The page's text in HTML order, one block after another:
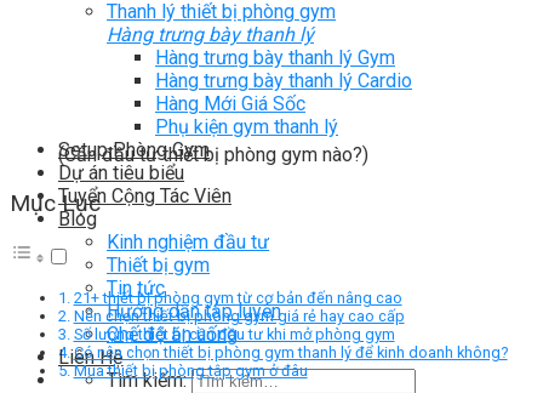
Thanh lý thiết bị phòng gym
Hàng trưng bày thanh lý
Hàng trưng bày thanh lý Gym
Hàng trưng bày thanh lý Cardio
Hàng Mới Giá Sốc
Phụ kiện gym thanh lý
Setup Phòng Gym
Dự án tiêu biểu
Tuyển Cộng Tác Viên
Blog
Kinh nghiệm đầu tư
Thiết bị gym
Tin tức
Hướng dẫn tập luyện
Chế độ ăn uống
Liên Hệ
Tìm kiếm:
(Cần đầu tư thiết bị phòng gym nào?)
Mục Lục
21+ thiết bị phòng gym từ cơ bản đến nâng cao
Nên chọn thiết bị phòng gym giá rẻ hay cao cấp
Số lượng thiết bị cần đầu tư khi mở phòng gym
Có nên chọn thiết bị phòng gym thanh lý để kinh doanh không?
Mua thiết bị phòng tập gym ở đâu